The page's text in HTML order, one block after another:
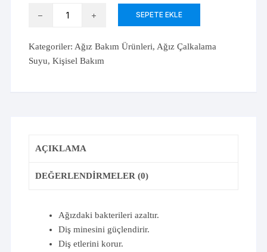
Hafif
Tat
ml
SEPETE EKLE
Kategoriler: Ağız Bakım Ürünleri, Ağız Çalkalama
Suyu,Kişisel Bakım
AÇIKLAMA
DEĞERLENDIRMELER (0)
Ağızdaki bakterileri azaltır.
Diş minesini güçlendirir.
Diş etlerini korur.